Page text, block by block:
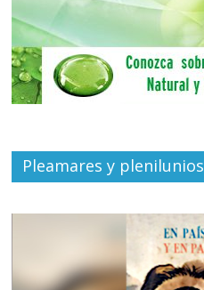
Pleamares y plenilunios